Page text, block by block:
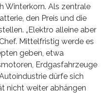
Winterkorn. Als zentrale
den Preis und die
„Elektro alleine aber
Mittelfristig werde es
geben, etwa
Erdgasfahrzeuge
dürfe sich
nicht weiter abhängen